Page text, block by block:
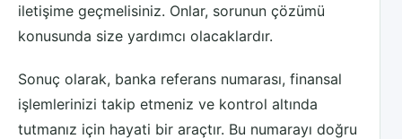
iletişime geçmelisiniz. Onlar, sorunun çözümü
konusunda size yardımcı olacaklardır.
Sonuç olarak, banka referans numarası, finansal
işlemlerinizi takip etmeniz ve kontrol altında
tutmanız için hayati bir araçtır. Bu numarayı doğru